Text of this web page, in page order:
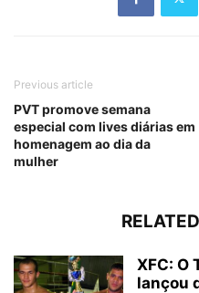
Previous article
PVT promove semana
especial com lives diárias em
homenagem ao dia da
mulher
XFC: O
lançou